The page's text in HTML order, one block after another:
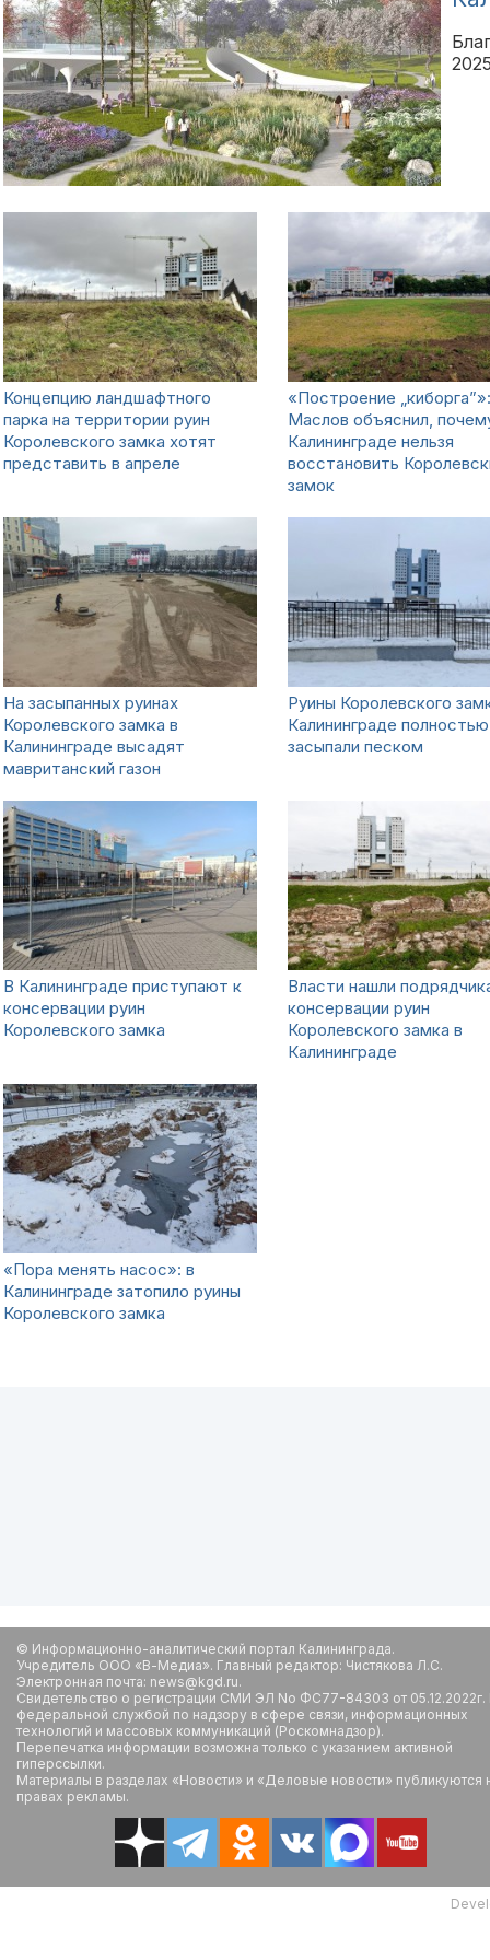
Концепцию ландшафтного
парка на территории руин
Королевского замка хотят
представить в апреле
«Построение „киборга”»:
Маслов объяснил,
Калининграде нельзя
восстановить
замок
На засыпанных руинах
Королевского замка в
Калининграде высадят
мавританский газон
Руины Королевского
Калининграде полностью
засыпали песком
В Калининграде приступают к
консервации руин
Королевского замка
Власти нашли
консервации руин
Королевского замка в
Калининграде
«Пора менять насос»: в
Калининграде затопило руины
Королевского замка
© Информационно-аналитический портал Калининграда.
Учредитель ООО «В-Медиа». Главный редактор: Чистякова Л.С.
Электронная почта: news@kgd.ru.
Свидетельство о регистрации СМИ ЭЛ No ФС77-84303 от
федеральной службой по надзору в сфере связи, информационных
технологий и массовых коммуникаций (Роскомнадзор).
Перепечатка информации возможна только с указанием активной
гиперссылки.
Материалы в разделах «Новости» и «Деловые новости» публикуются
правах рекламы.